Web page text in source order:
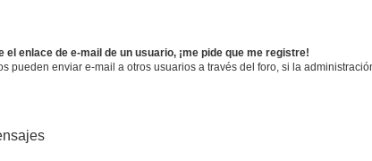
el enlace de e-mail de un usuario, ¡me pide que me registre!
pueden enviar e-mail a otros usuarios a través del foro, si la